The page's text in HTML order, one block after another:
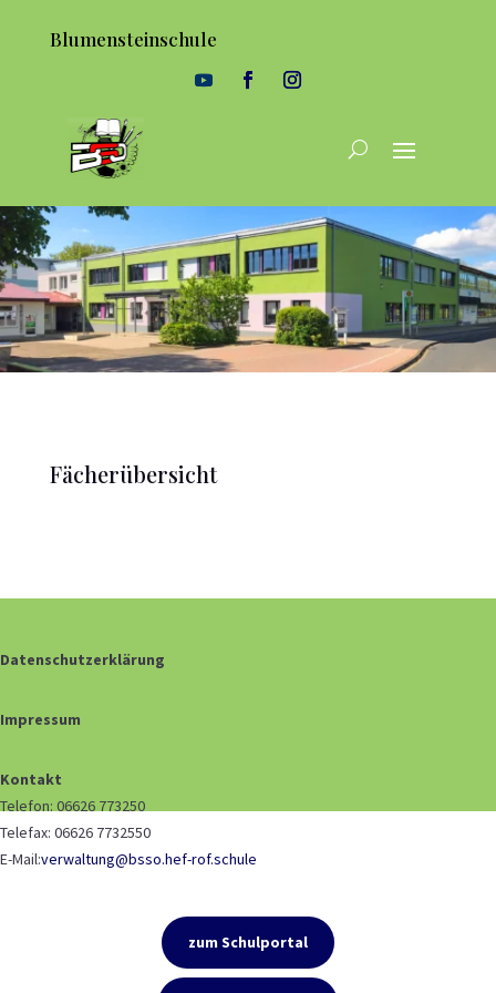
Blumensteinschule
Fächerübersicht
Datenschutzerklärung
Impressum
Kontakt
Telefon: 06626 773250
Telefax: 06626 7732550
E-Mail:verwaltung@bsso.hef-rof.schule
zum Schulportal